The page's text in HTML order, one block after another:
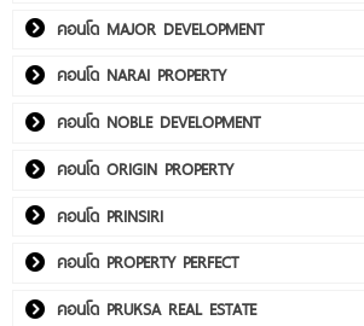
คอนโด MAJOR DEVELOPMENT
คอนโด NARAI PROPERTY
คอนโด NOBLE DEVELOPMENT
คอนโด ORIGIN PROPERTY
คอนโด PRINSIRI
คอนโด PROPERTY PERFECT
คอนโด PRUKSA REAL ESTATE